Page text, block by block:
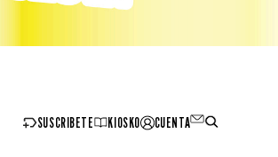
SUSCRIBETE KIOSKO CUENTA